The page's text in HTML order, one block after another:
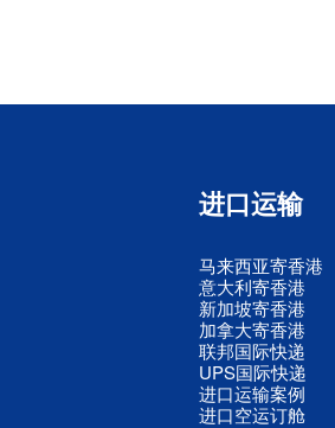
进口运输
马来西亚寄香港
意大利寄香港
新加坡寄香港
加拿大寄香港
联邦国际快递
UPS国际快递
进口运输案例
进口空运订舱